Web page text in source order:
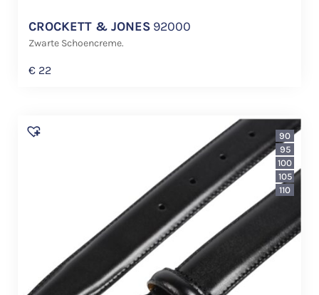
CROCKETT & JONES 92000
Zwarte Schoencreme.
€ 22
90
95
100
105
110